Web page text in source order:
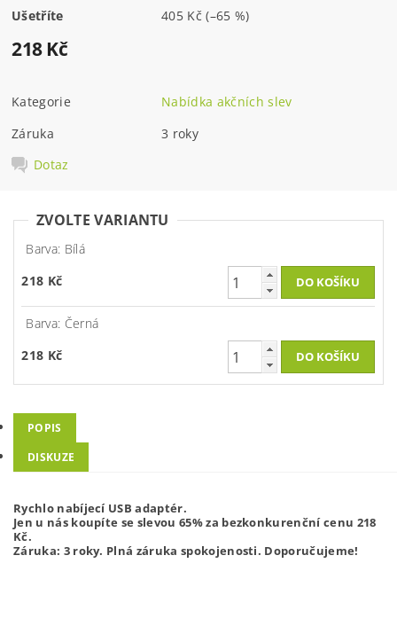
Ušetříte 405 Kč(–65 %)
218 Kč
Kategorie
Nabídka akčních slev
Záruka
3 roky
Dotaz
ZVOLTE VARIANTU
Barva: Bílá
218 Kč
Barva: Černá
218 Kč
POPIS
DISKUZE
Rychlo nabíjecí USB adaptér.
Jen u nás koupíte se slevou 65% za bezkonkurenční cenu 218
Kč.
Záruka: 3 roky. Plná záruka spokojenosti. Doporučujeme!